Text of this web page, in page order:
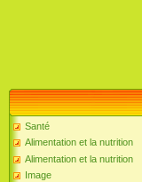
Santé
Alimentation et la nutrition
Alimentation et la nutrition
Image